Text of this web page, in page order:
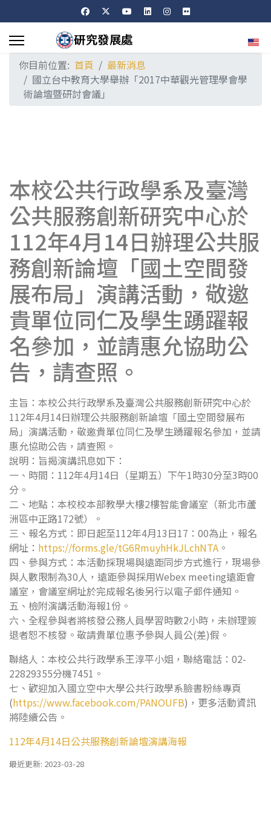
選擇
你目前位置: 首頁
最新消息
國立台中教育大學舉辦「2017中華觀光管理學會學
術論壇暨研討會議」
本校公共行政學系及臺灣
公共服務創新研究中心於
112年4月14日辦理公共服
務創新論壇「國土空間發
展布局」演講活動，敬邀
貴單位同仁及學生踴躍報
名參加，並請惠允協助公
告，請查照。
主旨：本校公共行政學系及臺灣公共服務創新研究中心於
112年4月14日辦理公共服務創新論壇「國土空間發展布
局」演講活動，敬邀貴單位同仁及學生踴躍報名參加，並請
惠允協助公告，請查照。
說明：旨揭演講訊息如下：
一、時間：112年4月14日（星期五）下午1時30分至3時00
分。
二、地點：本校校本部教學大樓2樓智能會議室（新北市蘆
洲區中正路172號）。
三、報名方式：即日起至112年4月13日17：00為止，報名
網址： https://forms.gle/tG6RmuyhHkJLchNTA 。
四、參與方式：本活動採現場與遠距同步方式進行，現場參
與人數限制為30人，遠距參與採用Webex meeting遠距會
議室，會議室網址於完成報名後另行以電子郵件通知。
五、檢附演講活動海報1份。
六、全程參與者將核發公務人員學習時數2小時，未辦理簽
退者恕不核發。敬請貴單位惠予參與人員公(差)假。
聯絡人：本校公共行政學系王淳平小姐，聯絡電話：02-
22829355分機7451。
七、歡迎加入國立空中大學公共行政學系臉書粉絲專頁
(https://www.facebook.com/PANOUFB)，更多活動資訊
將陸續公告。
112年4月14日公共服務創新論壇演講海報
最近更新: 2023-03-28